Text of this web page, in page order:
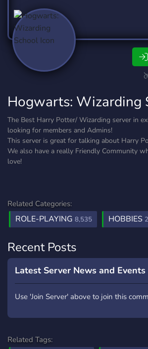
Hogwarts: Wizarding
The Best Harry Potter/ Wizarding server in
looking for members and Admins!
This server is great for talking about Harry
We also have a really Friendly Community
love!
Related Categories:
ROLE-PLAYING 8,535 HOBBIES
Recent Posts
Latest Server News and Events
Use 'Join Server' above to join this
Related Tags: